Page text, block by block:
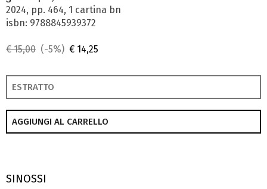
2024, pp. 464, 1 cartina bn
isbn: 9788845939372
€ 15,00 (-5%) € 14,25
ESTRATTO
AGGIUNGI AL CARRELLO
SINOSSI